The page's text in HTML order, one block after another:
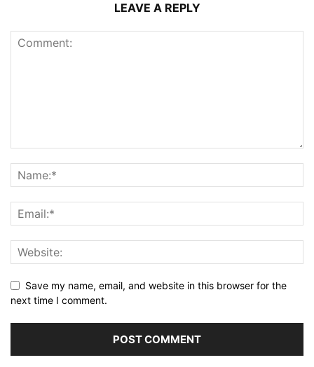
LEAVE A REPLY
Save my name, email, and website in this browser for the
next time I comment.